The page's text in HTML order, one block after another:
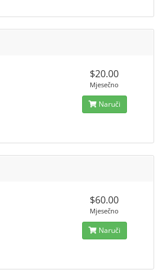
$20.00
Mjesečno
Naruči
$60.00
Mjesečno
Naruči